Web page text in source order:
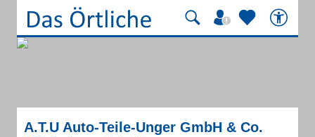
A.T.U Auto-Teile-Unger GmbH & Co.